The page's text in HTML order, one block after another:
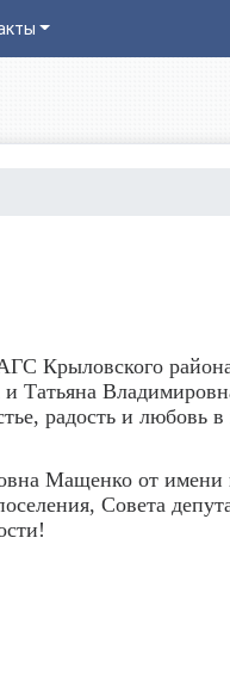
Крыловского
Татьяна
радость и любовь
Мащенко от имени
Совета